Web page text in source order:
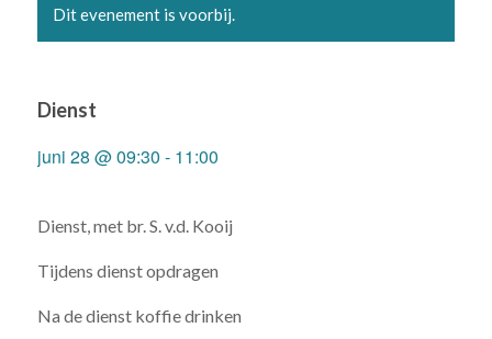
Dit evenement is voorbij.
Dienst
juni 28 @ 09:30 - 11:00
Dienst, met br. S. v.d. Kooij
Tijdens dienst opdragen
Na de dienst koffie drinken